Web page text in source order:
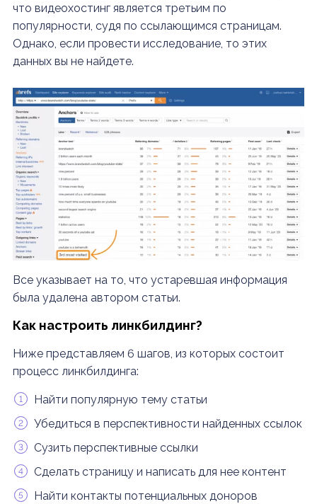
что видеохостинг является третьим по
популярности, судя по ссылающимся страницам.
Однако, если провести исследование, то этих
данных вы не найдете.
Все указывает на то, что устаревшая информация
была удалена автором статьи.
Как настроить линкбилдинг?
Ниже представляем 6 шагов, из которых состоит
процесс линкбилдинга:
Найти популярную тему статьи
Убедиться в перспективности найденных ссылок
Сузить перспективные ссылки
Сделать страницу и написать для нее контент
Найти контакты потенциальных доноров